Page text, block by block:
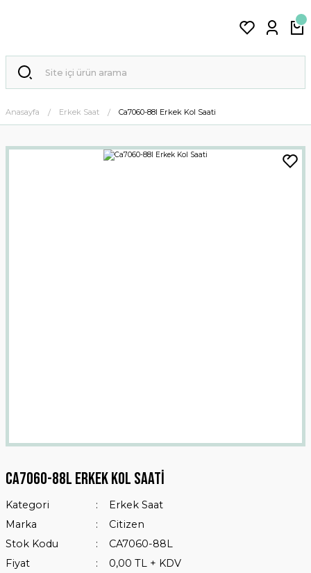
Anasayfa Erkek Saat Ca7060-88l Erkek Kol Saati
Ca7060-88l Erkek Kol Saati
Kategori
Erkek Saat
Marka
Citizen
Stok Kodu
CA7060-88L
Fiyat
0,00 TL + KDV